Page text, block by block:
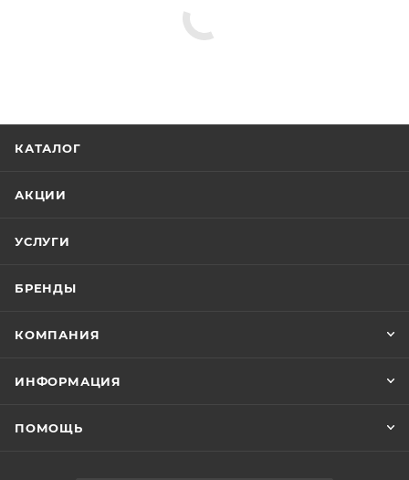
КАТАЛОГ
АКЦИИ
УСЛУГИ
БРЕНДЫ
КОМПАНИЯ
ИНФОРМАЦИЯ
ПОМОЩЬ